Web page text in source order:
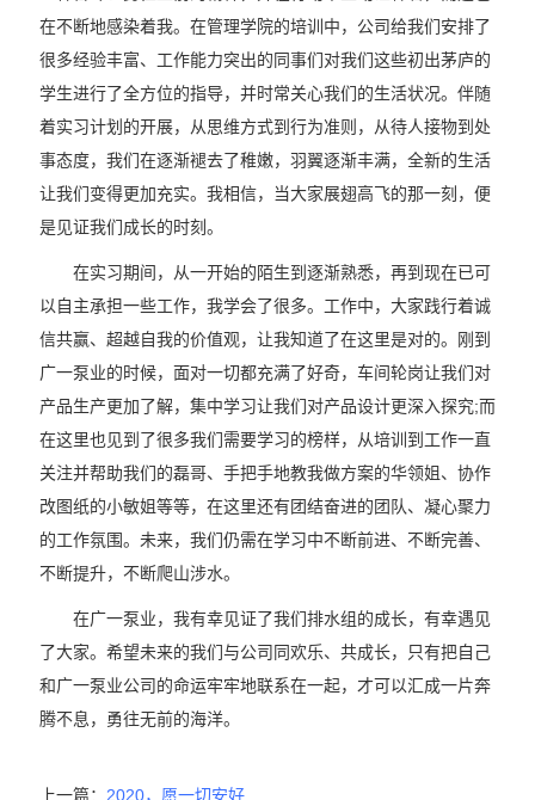
在不断地感染着我。在管理学院的培训中，公司给我们安排了
很多经验丰富、工作能力突出的同事们对我们这些初出茅庐的
学生进行了全方位的指导，并时常关心我们的生活状况。伴随
着实习计划的开展，从思维方式到行为准则，从待人接物到处
事态度，我们在逐渐褪去了稚嫩，羽翼逐渐丰满，全新的生活
让我们变得更加充实。我相信，当大家展翅高飞的那一刻，便
是见证我们成长的时刻。
在实习期间，从一开始的陌生到逐渐熟悉，再到现在已可
以自主承担一些工作，我学会了很多。工作中，大家践行着诚
信共赢、超越自我的价值观，让我知道了在这里是对的。刚到
广一泵业的时候，面对一切都充满了好奇，车间轮岗让我们对
产品生产更加了解，集中学习让我们对产品设计更深入探究;而
在这里也见到了很多我们需要学习的榜样，从培训到工作一直
关注并帮助我们的磊哥、手把手地教我做方案的华领姐、协作
改图纸的小敏姐等等，在这里还有团结奋进的团队、凝心聚力
的工作氛围。未来，我们仍需在学习中不断前进、不断完善、
不断提升，不断爬山涉水。
在广一泵业，我有幸见证了我们排水组的成长，有幸遇见
了大家。希望未来的我们与公司同欢乐、共成长，只有把自己
和广一泵业公司的命运牢牢地联系在一起，才可以汇成一片奔
腾不息，勇往无前的海洋。
上一篇： 2020，愿一切安好